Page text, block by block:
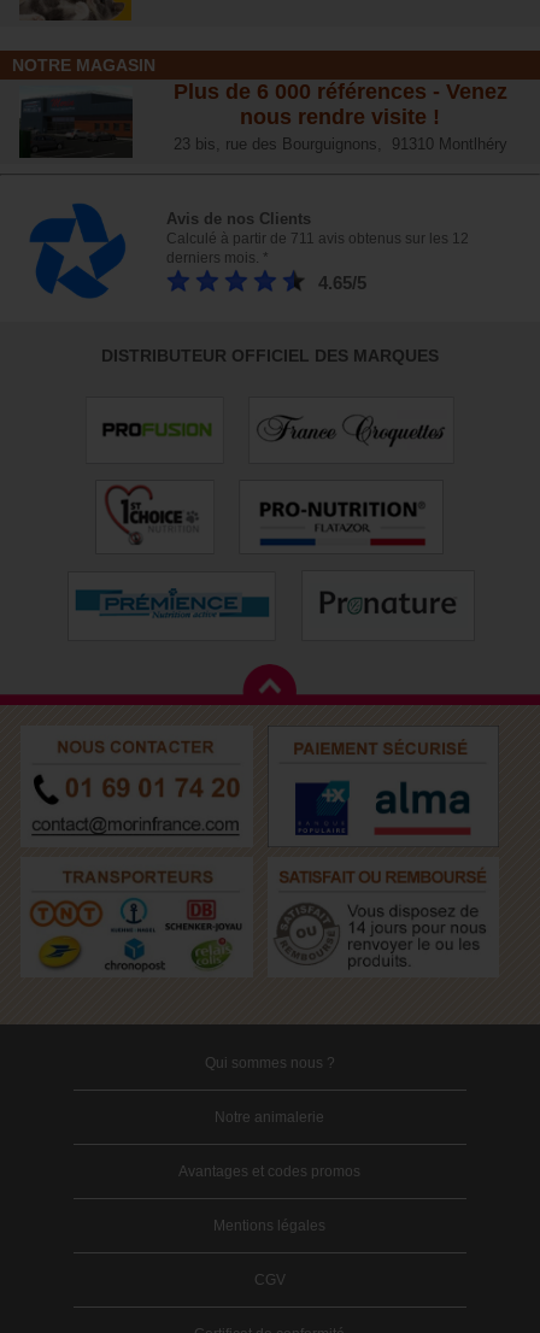
NOTRE MAGASIN
Plus de 6 000 références - Venez
nous rendre visite !
23 bis, rue des Bourguignons, 91310 Montlhéry
Avis de nos Clients
Calculé à partir de 711 avis obtenus sur les 12
derniers mois. *
4.65/5
DISTRIBUTEUR OFFICIEL DES MARQUES
Qui sommes nous ?
Notre animalerie
Avantages et codes promos
Mentions légales
CGV